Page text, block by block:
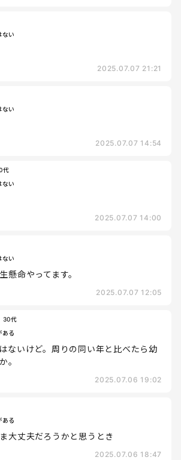
ない
2025.07.07 21:21
ない
2025.07.07 14:54
代
ない
2025.07.07 14:00
ない
懸命やってます。
2025.07.07 12:05
30代
ある
ないけど。周りの同い年と比べたら幼
。
2025.07.06 19:02
ある
大丈夫だろうかと思うとき
2025.07.06 18:47